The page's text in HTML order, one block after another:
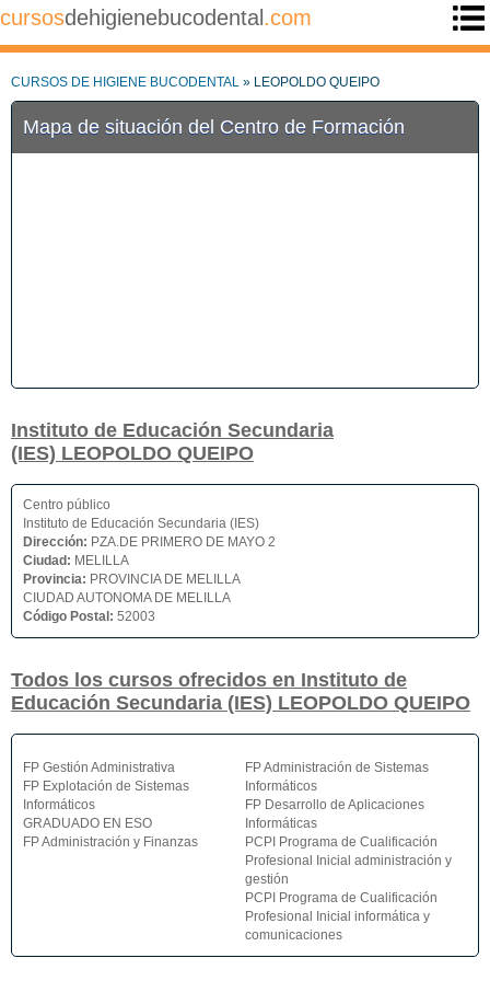
cursosdehigienebucodental .com
CURSOS DE HIGIENE BUCODENTAL » LEOPOLDO QUEIPO
Mapa de situación del Centro de Formación
Instituto de Educación Secundaria
(IES) LEOPOLDO QUEIPO
Centro público
Instituto de Educación Secundaria (IES)
Dirección: PZA.DE PRIMERO DE MAYO 2
Ciudad: MELILLA
Provincia: PROVINCIA DE MELILLA
CIUDAD AUTONOMA DE MELILLA
Código Postal: 52003
Todos los cursos ofrecidos en Instituto de
Educación Secundaria (IES) LEOPOLDO QUEIPO
FP Gestión Administrativa
FP Explotación de Sistemas
Informáticos
GRADUADO EN ESO
FP Administración y Finanzas
FP Administración de Sistemas
Informáticos
FP Desarrollo de Aplicaciones
Informáticas
PCPI Programa de Cualificación
Profesional Inicial administración y
gestión
PCPI Programa de Cualificación
Profesional Inicial informática y
comunicaciones